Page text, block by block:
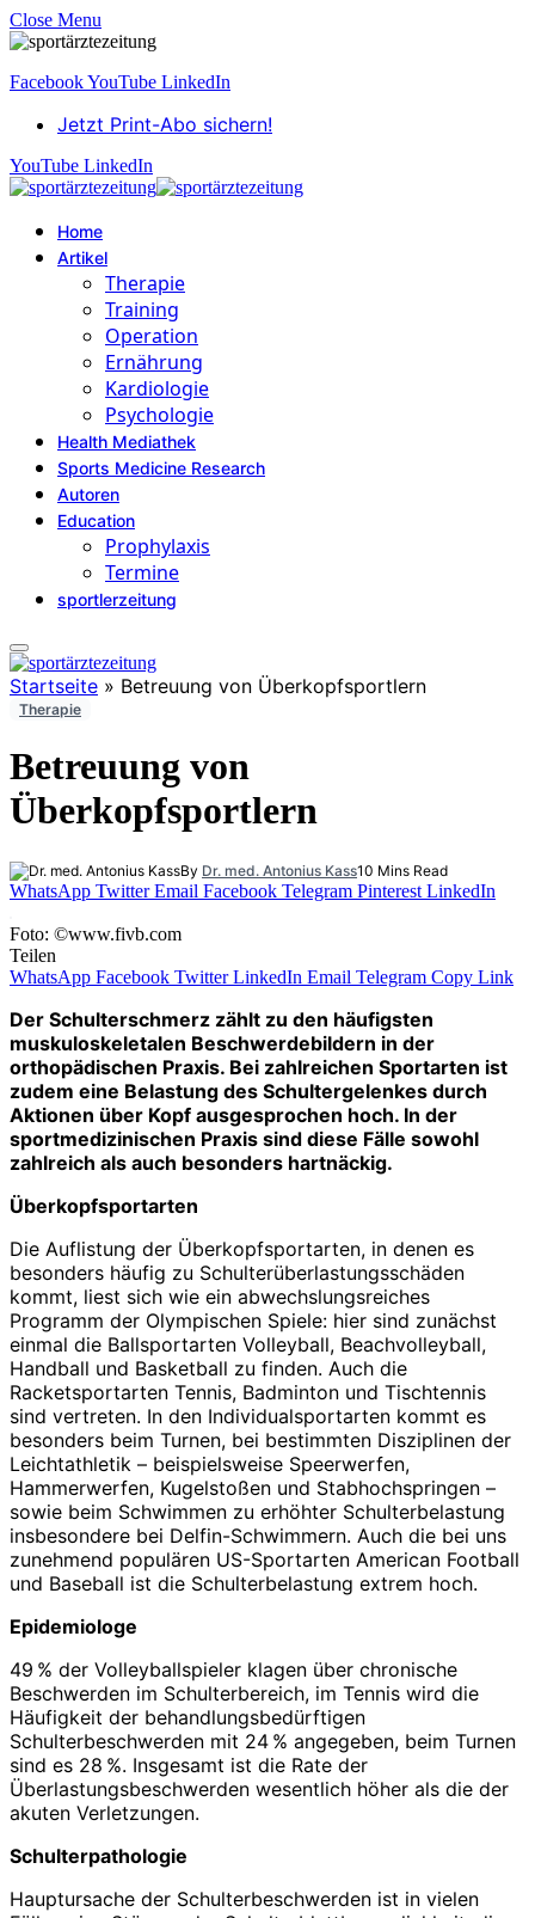
Close Menu
FacebookYouTube LinkedIn
Jetzt Print-Abo sichern!
YouTube LinkedIn
Home
Artikel
Therapie
Training
Operation
Ernährung
Kardiologie
Psychologie
Health Mediathek
Sports Medicine Research
Autoren
Education
Prophylaxis
Termine
sportlerzeitung
Startseite » Betreuung von Überkopfsportlern
Therapie
Betreuung von
Überkopfsportlern
By Dr. med. Antonius Kass10 Mins Read
WhatsApp Twitter Email Facebook Telegram Pinterest LinkedIn
Foto: ©www.fivb.com
Teilen
WhatsApp Facebook Twitter LinkedIn Email Telegram Copy Link
Der Schulterschmerz zählt zu den häufigsten
muskuloskeletalen Beschwerdebildern in der
orthopädischen Praxis. Bei zahlreichen Sportarten ist
zudem eine Belastung des Schultergelenkes durch
Aktionen über Kopf ausgesprochen hoch. In der
sportmedizinischen Praxis sind diese Fälle sowohl
zahlreich als auch besonders hartnäckig.
Überkopfsportarten
Die Auflistung der Überkopfsportarten, in denen es
besonders häufig zu Schulterüberlastungsschäden
kommt, liest sich wie ein abwechslungsreiches
Programm der Olympischen Spiele: hier sind zunächst
einmal die Ballsportarten Volleyball, Beachvolleyball,
Handball und Basketball zu finden. Auch die
Racketsportarten Tennis, Badminton und Tischtennis
sind vertreten. In den Individualsportarten kommt es
besonders beim Turnen, bei bestimmten Disziplinen der
Leichtathletik – beispielsweise Speerwerfen,
Hammerwerfen, Kugelstoßen und Stabhochspringen –
sowie beim Schwimmen zu erhöhter Schulterbelastung
insbesondere bei Delfin-­Schwimmern. Auch die bei uns
zunehmend populären US-Spor­tarten American Football
und Baseball ist die Schulterbelastung extrem hoch.
Epidemiologe
49 % der Volleyballspieler klagen über chronische
Beschwerden im Schulterbereich, im Tennis wird die
Häufigkeit der behandlungsbedürftigen
Schulterbeschwerden mit 24 % angegeben, beim Turnen
sind es 28 %. Insgesamt ist die Rate der
Überlastungsbeschwerden wesentlich höher als die der
akuten Verletzungen.
Schulterpathologie
Hauptursache der Schulterbeschwerden ist in vielen